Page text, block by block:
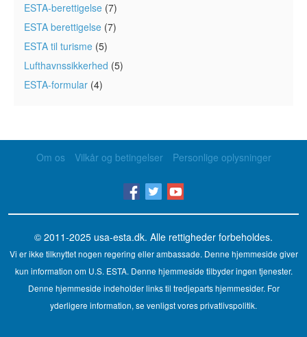
ESTA-berettigelse (7)
ESTA berettigelse (7)
ESTA til turisme (5)
Lufthavnssikkerhed (5)
ESTA-formular (4)
Om os Vilkår og betingelser Personlige oplysninger
© 2011-2025 usa-esta.dk. Alle rettigheder forbeholdes.
Vi er ikke tilknyttet nogen regering eller ambassade. Denne hjemmeside giver
kun information om U.S. ESTA. Denne hjemmeside tilbyder ingen tjenester.
Denne hjemmeside indeholder links til tredjeparts hjemmesider. For
yderligere information, se venligst vores privatlivspolitik.